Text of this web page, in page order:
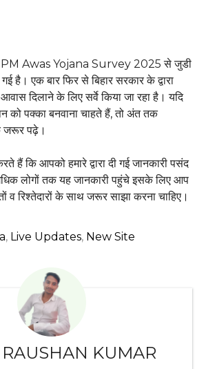
PM Awas Yojana Survey 2025 से जुडी
है। एक बार फिर से बिहार सरकार के द्वारा
आवास दिलाने के लिए सर्वे किया जा रहा है। यदि
को पक्का बनवाना चाहते हैं, तो अंत तक
जरूर पढ़े।
हैं कि आपको हमारे द्वारा दी गई जानकारी पसंद
लोगों तक यह जानकारी पहुंचे इसके लिए आप
व रिश्तेदारों के साथ जरूर साझा करना चाहिए।
, Live Updates, New Site
KUMAR